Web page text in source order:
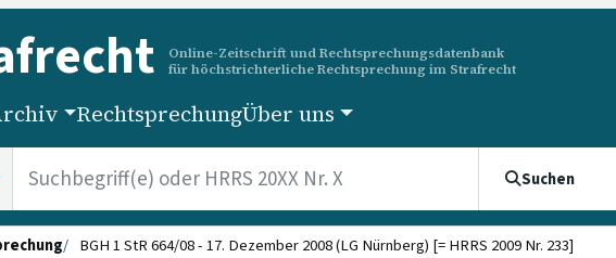
Online-Zeitschrift und Rechtsprechungsdatenbank
für höchstrichterliche Rechtsprechung im Strafrecht
RechtsprechungÜber uns
Suchen
BGH 1 StR 664/08 - 17. Dezember 2008 (LG Nürnberg) [= HRRS 2009 Nr. 233]